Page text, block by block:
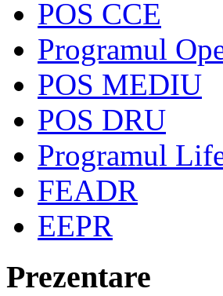
POS CCE
Programul
POS MEDIU
POS DRU
Programul
FEADR
EEPR
Prezentare